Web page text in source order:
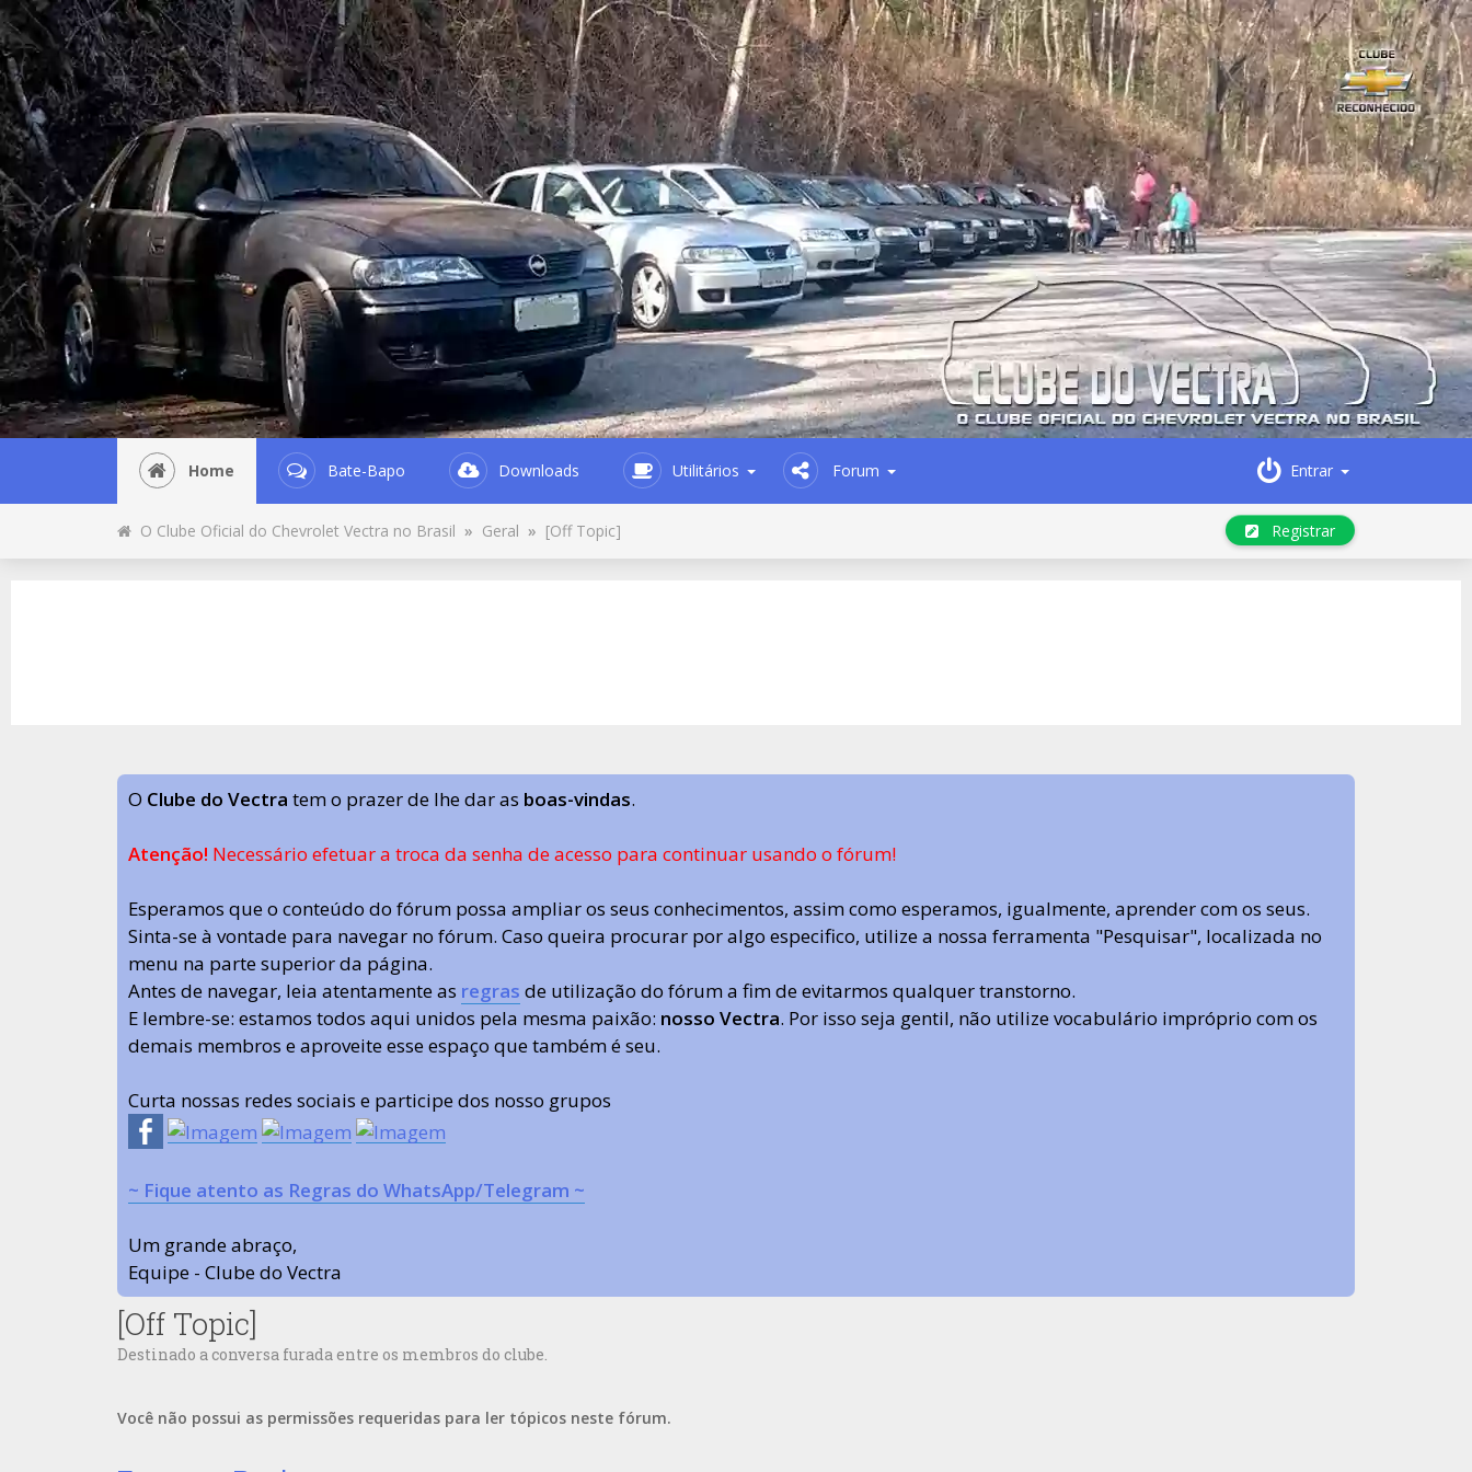
Home Bate-Bapo Downloads Utilitários Forum Entrar
O Clube Oficial do Chevrolet Vectra no Brasil » Geral » [Off Topic] Registrar
O Clube do Vectra tem o prazer de lhe dar as boas-vindas.
Atenção! Necessário efetuar a troca da senha de acesso para continuar usando o fórum!
Esperamos que o conteúdo do fórum possa ampliar os seus conhecimentos, assim como esperamos, igualmente, aprender com os seus.
Sinta-se à vontade para navegar no fórum. Caso queira procurar por algo especifico, utilize a nossa ferramenta "Pesquisar", localizada no
menu na parte superior da página.
Antes de navegar, leia atentamente as regras de utilização do fórum a fim de evitarmos qualquer transtorno.
E lembre-se: estamos todos aqui unidos pela mesma paixão: nosso Vectra. Por isso seja gentil, não utilize vocabulário impróprio com os
demais membros e aproveite esse espaço que também é seu.
Curta nossas redes sociais e participe dos nosso grupos
~ Fique atento as Regras do WhatsApp/Telegram ~
Um grande abraço,
Equipe - Clube do Vectra
[Off Topic]
Destinado a conversa furada entre os membros do clube.
Você não possui as permissões requeridas para ler tópicos neste fórum.